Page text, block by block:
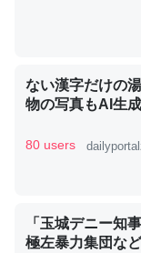
論文では「淡水
いる鋏角類（カ
ずキチンを強化
─ニュース :: 【研究
いのか」に関する新
ない漢字だけの
物の写真もAI生
80 users
「玉城デニー知
極左暴力集団な